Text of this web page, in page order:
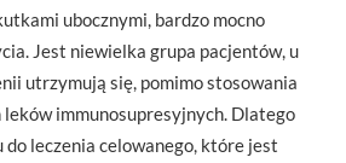
ubocznymi, bardzo mocno
Jest niewielka grupa pacjentów, u
utrzymują się, pomimo stosowania
immunosupresyjnych. Dlatego
leczenia celowanego, które jest